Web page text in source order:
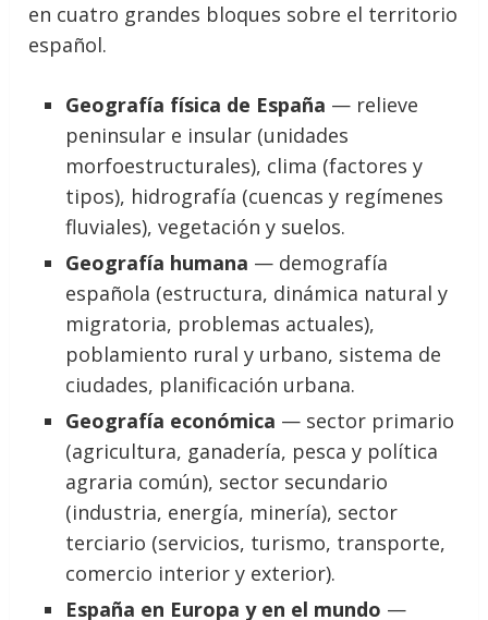
en cuatro grandes bloques sobre el territorio
español.
Geografía física de España — relieve
peninsular e insular (unidades
morfoestructurales), clima (factores y
tipos), hidrografía (cuencas y regímenes
fluviales), vegetación y suelos.
Geografía humana — demografía
española (estructura, dinámica natural y
migratoria, problemas actuales),
poblamiento rural y urbano, sistema de
ciudades, planificación urbana.
Geografía económica — sector primario
(agricultura, ganadería, pesca y política
agraria común), sector secundario
(industria, energía, minería), sector
terciario (servicios, turismo, transporte,
comercio interior y exterior).
España en Europa y en el mundo —